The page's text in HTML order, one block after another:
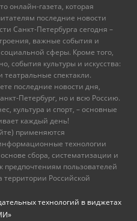
онлайн-газета, которая
последние новости
Санкт-Петербурга сегодня –
важные события и
сферы. Кроме того,
события культуры и искусства:
спектакли.
последние новости дня,
Петербург, но и всю Россию.
культура и спорт, – основные
каждый день!
применяются
технологии
сбора, систематизации и
предпочтениям пользователей
Российской
технологий в виджетах